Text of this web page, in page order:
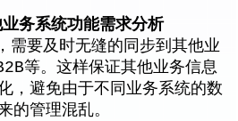
务系统功能需求分析
需要及时无缝的同步到其他业
等。这样保证其他业务信息
，避免由于不同业务系统的数
的管理混乱。